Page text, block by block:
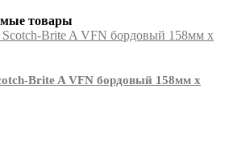
товары
Brite A VFN бордовый 158мм х